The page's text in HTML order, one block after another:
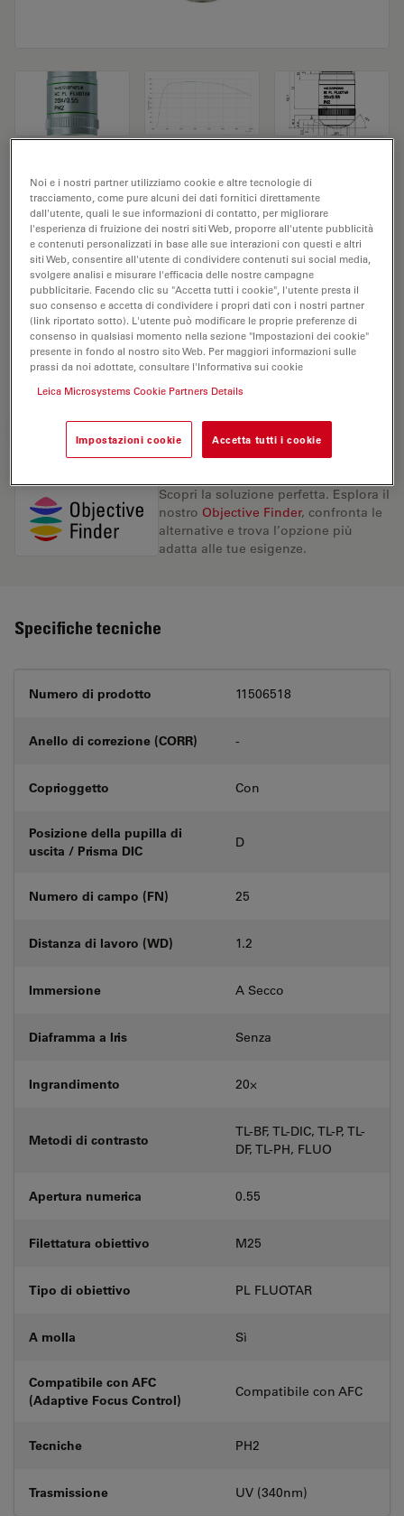
Obiettivo del microscopio HC PL FLUOTAR
20x/0,55 PH2
N. prodotto 11506518
L'obiettivo HC PL FLUOTAR 20x/0,55 PH2 ha un
ingrandimento di 20X e un'apertura numerica di 0,55
mm. Adatto per l'analisi dei campioni a secco, è
provvisto di filettatura M25, con una distanza di lavoro
libera di 1,2 mm e un FN pari a 25.
RICHIESTA DI PREVENTIVO
Scopri la soluzione perfetta. Esplora il
nostro Objective Finder, confronta le
alternative e trova l’opzione più
adatta alle tue esigenze.
Specifiche tecniche
Numero di prodotto 11506518
Anello di correzione (CORR) -
Coprioggetto Con
Posizione della pupilla di
uscita / Prisma DIC
D
Numero di campo (FN) 25
Distanza di lavoro (WD) 1.2
Immersione A Secco
Diaframma a Iris Senza
Ingrandimento 20⨉
Metodi di contrasto
TL-BF, TL-DIC, TL-P, TL-
DF, TL-PH, FLUO
Apertura numerica 0.55
Filettatura obiettivo M25
Tipo di obiettivo PL FLUOTAR
A molla Sì
Compatibile con AFC
(Adaptive Focus Control)
Compatibile con AFC
Tecniche PH2
Trasmissione UV (340nm)
Noi e i nostri partner utilizziamo cookie e altre tecnologie di
tracciamento, come pure alcuni dei dati fornitici direttamente
dall'utente, quali le sue informazioni di contatto, per migliorare
l'esperienza di fruizione dei nostri siti Web, proporre all'utente pubblicità
e contenuti personalizzati in base alle sue interazioni con questi e altri
siti Web, consentire all'utente di condividere contenuti sui social media,
svolgere analisi e misurare l'efficacia delle nostre campagne
pubblicitarie. Facendo clic su "Accetta tutti i cookie", l'utente presta il
suo consenso e accetta di condividere i propri dati con i nostri partner
(link riportato sotto). L'utente può modificare le proprie preferenze di
consenso in qualsiasi momento nella sezione "Impostazioni dei cookie"
presente in fondo al nostro sito Web. Per maggiori informazioni sulle
prassi da noi adottate, consultare l'Informativa sui cookie
Leica Microsystems Cookie Partners Details
Impostazioni cookie Accetta tutti i cookie